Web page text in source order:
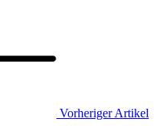
Vorheriger Artikel